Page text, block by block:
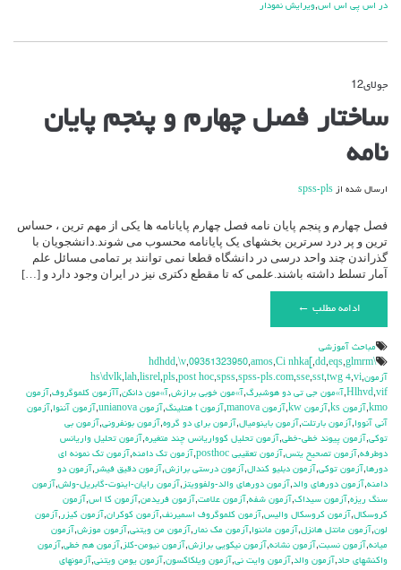
در اس پي اس اس,ويرايش نمودار
جولای12
ساختار
فصل
پایان
ساختار فصل چهارم و پنجم پایان
نامه
ارسال شده از spss-pls
فصل چهارم و پنجم پایان نامه فصل چهارم پایانامه ها یکی از مهم ترین ، حساس
ترین و پر درد سرترین بخشهای یک پایانامه محسوب می شوند.دانشجویان با
گذراندن چند واحد درسی در دانشگاه قطعا نمی توانند بر تمامی مسائل علم
آمار تسلط داشته باشند.علمی که تا مقطع دکتری نیز در ایران وجود دارد و […]
ادامه مطلب ←
مباحث آموزشي
\hdhdd
,\v,09351323950,amos,Ci nhka[ ,dd,eqs,glmrm
آزمون,
hs\dvlk,lah,lisrel,pls,post hoc,spss,spss-pls.com,sse,sst,twg 4,vi
Hlhvd,vif
,آ»مون جي تي دو هوشبرگ,آ»مون خوبي برازش,آ»مون دانكن,آآزمون كلموگروف,آزمون
kmo
,آزمون ks ,آزمون kw ,آزمون manova ,آزمون t هتلينگ ,آزمون unianova ,آزمون آننوا,آزمون
آني آنووا,آزمون بارتلت,آزمون باينوميال,آزمون براي دو گروه,آزمون بونفروني,آزمون بي
توكي,آزمون پيوند خطي-خطي,آزمون تحليل كوواريانس چند متغيره,آزمون تحليل واريانس
دوطرفه,آزمون تصحيح يتس,آزمون تعقيبي posthoc ,آزمون تك دامنه,آزمون تك نمونه اي
دورها,آزمون توكي,آزمون دبليو كندال,آزمون درستي برازش,آزمون دقيق فيشر ,آزمون دو
دامنه,آزمون دورهاي والد,آزمون دورهاي والد-ولفوويتز ,آزمون رايان-اينوت-گابريل-ولش,آزمون
سنگ ريزه,آزمون سيداك,آزمون شفه,آزمون علامت,آزمون فريدمن,آزمون كا اس,آزمون
كروسكال,آزمون كروسكال واليس,آزمون كلموگروف اسميرنف,آزمون كوكران,آزمون كيزر ,آزمون
لون,آزمون مانتل هانزل,آزمون ماننوا,آزمون مك نمار ,آزمون من ويتني,آزمون موزش,آزمون
ميانه,آزمون نسبت,آزمون نشانه,آزمون نيكويي برازش,آزمون نيومن-كلز ,آزمون هم خطي,آزمون
واكنشهاي حاد,آزمون والد,آزمون وايت ني,آزمون ويلكاكسون,آزمون يومن ويتني,آزمونهاي